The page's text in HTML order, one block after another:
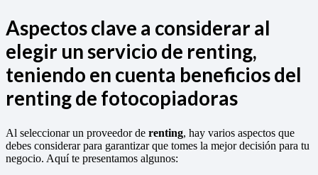
Aspectos clave a considerar al
elegir un servicio de renting,
teniendo en cuenta beneficios del
renting de fotocopiadoras
Al seleccionar un proveedor de renting, hay varios aspectos que
debes considerar para garantizar que tomes la mejor decisión para tu
negocio. Aquí te presentamos algunos: